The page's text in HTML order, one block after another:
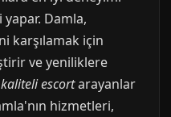
Damla,
karşılamak için
ve yeniliklere
escortarayanlar
hizmetleri,